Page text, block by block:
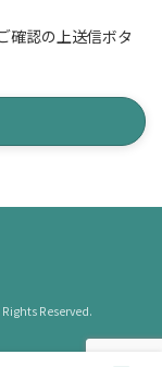
確認の上送信ボタ
Reserved.